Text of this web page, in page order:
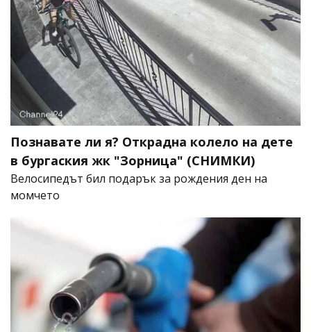
Познавате ли я? Открадна колело на дете
в бургаския жк "Зорница" (СНИМКИ)
Велосипедът бил подарък за рождения ден на
момчето